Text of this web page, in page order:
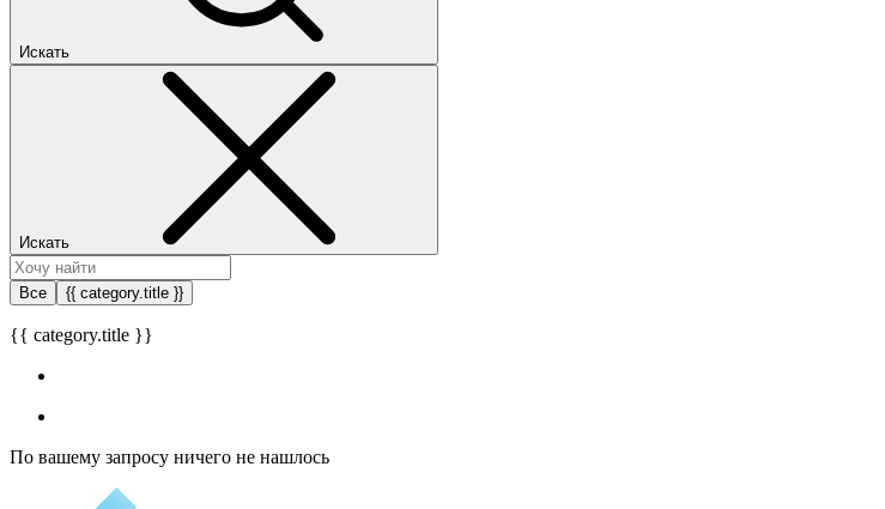
Искать
Искать
Все {{ category.title }}
{{ category.title }}
По вашему запросу ничего не нашлось